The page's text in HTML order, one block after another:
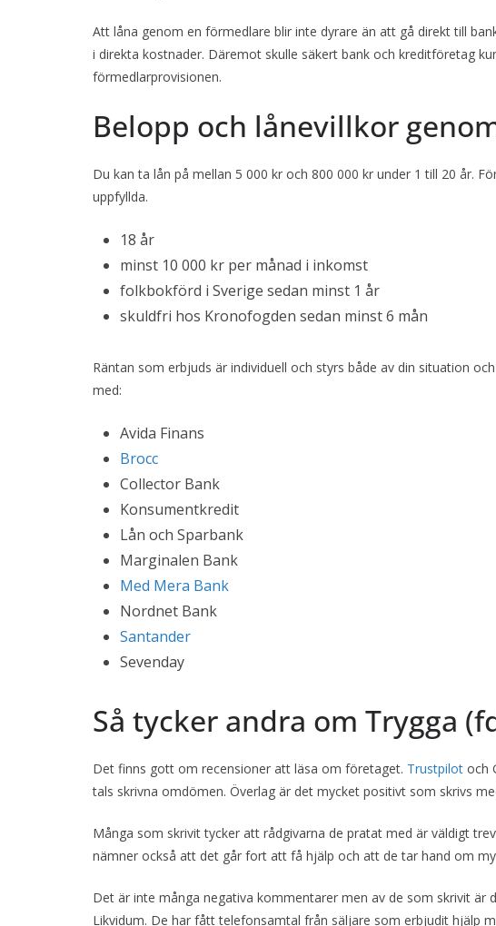
Att låna genom en förmedlare blir inte dyrare än att gå direkt till
i direkta kostnader. Däremot skulle säkert bank och kreditföretag
förmedlarprovisionen.
Belopp och lånevillkor
Du kan ta lån på mellan 5 000 kr och 800 000 kr under 1 till 20 år.
uppfyllda.
18 år
minst 10 000 kr per månad i inkomst
folkbokförd i Sverige sedan minst 1 år
skuldfri hos Kronofogden sedan minst 6 mån
Räntan som erbjuds är individuell och styrs både av din situation
med:
Avida Finans
Brocc
Collector Bank
Konsumentkredit
Lån och Sparbank
Marginalen Bank
Med Mera Bank
Nordnet Bank
Santander
Sevenday
Så tycker andra om Trygga
Det finns gott om recensioner att läsa om företaget. Trustpilot och
tals skrivna omdömen. Överlag är det mycket positivt som skrivs
Många som skrivit tycker att rådgivarna de pratat med är väldigt
nämner också att det går fort att få hjälp och att de tar hand om
Det är inte många negativa kommentarer men av de som skrivit
Likvidum. De har fått telefonsamtal från säljare som erbjudit hjälp